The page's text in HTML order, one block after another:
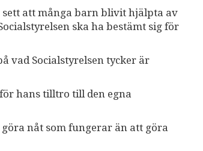
att många barn blivit hjälpta av
ska ha bestämt sig för
vad Socialstyrelsen tycker är
hans tilltro till den egna
nåt som fungerar än att göra